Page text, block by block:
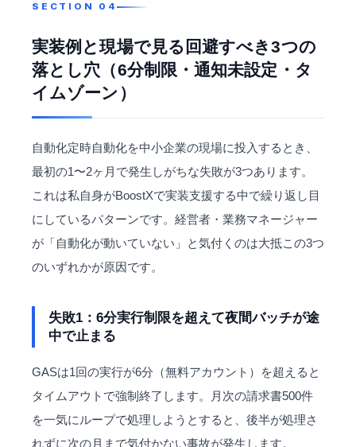
実装例と現場で見る回避すべき3つの
落とし穴（6分制限・通知未設定・タ
イムゾーン）
自動化定時自動化を中小企業の現場に投入するとき、
最初の1〜2ヶ月で発生しがちな失敗が3つあります。
これは私自身がBoostXで実装支援する中で繰り返し目
にしているパターンです。経営者・業務マネージャー
が「自動化が動いていない」と気付くのは大抵この3つ
のいずれかが原因です。
失敗1：6分実行制限を超えて夜間バッチが途
中で止まる
GASは1回の実行が6分（無料アカウント）を超えると
タイムアウトで強制終了します。月次の請求書500件
を一気にループで処理しようとすると、後半が処理さ
れずに次の月まで気付かない事故が発生します。